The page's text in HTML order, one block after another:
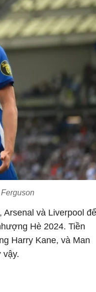
Arsenal và Liverpool để
Hè 2024. Tiền
Harry Kane, và Man
vậy.